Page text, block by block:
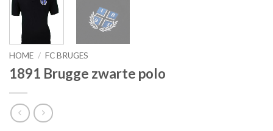
HOME / FC BRUGES
1891 Brugge zwarte polo